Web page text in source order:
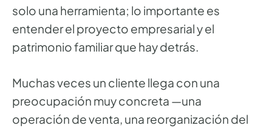
solo una herramienta; lo importante es
entender el proyecto empresarial y el
patrimonio familiar que hay detrás.
Muchas veces un cliente llega con una
preocupación muy concreta —una
operación de venta, una reorganización del